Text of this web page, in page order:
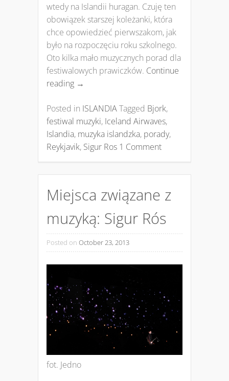
wtedy na Islandii huragan. Czuję ten
obowiązek starszej koleżanki, która
chce opowiedzieć pierwszakom, jak
było na rozpoczęciu roku szkolnego.
Oto kilka mało muzycznych porad dla
festiwalowych prawiczków. Continue
reading →
Posted in ISLANDIATagged Bjork,
festiwal muzyki, Iceland Airwaves,
Islandia, muzyka islandzka, porady,
Reykjavik, Sigur Ros 1 Comment
Miejsca związane z
muzyką: Sigur Rós
Posted on October 23, 2013
fot. Jedno